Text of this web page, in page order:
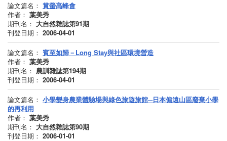
論文篇名： 賞螢高峰會
作者： 葉美秀
期刊名： 大自然雜誌第91期
刊登日期： 2006-04-01
論文篇名： 賓至如歸－Long Stay與社區環境營造
作者： 葉美秀
期刊名： 農訓雜誌第194期
刊登日期： 2006-04-01
論文篇名： 小學變身農業體驗場與綠色旅遊旅館─日本偏遠山區廢棄小學
的再利用
作者： 葉美秀
期刊名： 大自然雜誌第90期
刊登日期： 2006-01-01